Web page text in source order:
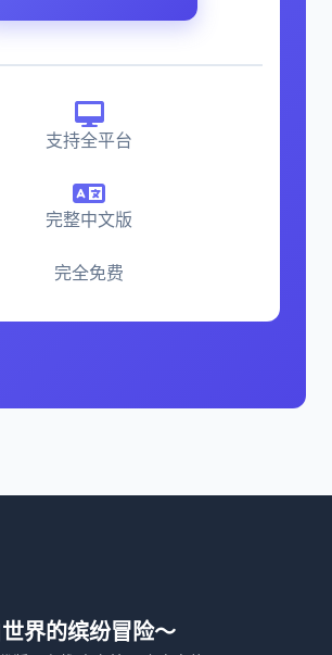
支持全平台
完整中文版
完全免费
界的缤纷冒险～